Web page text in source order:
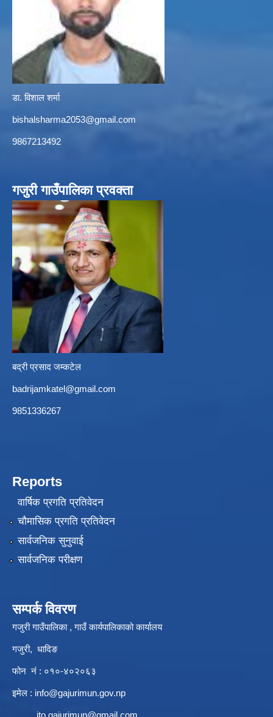
डा. विशाल शर्मा
bishalsharma2053@gmail.com
9867213492
गजुरी गाउँपालिका प्रवक्ता
बद्री प्रसाद जम्कटेल
badrijamkatel@gmail.com
9851336267
Reports
वार्षिक प्रगति प्रतिवेदन
चौमासिक प्रगति प्रतिवेदन
सार्वजनिक सुनुवाई
सार्वजनिक परीक्षण
सम्पर्क विवरण
गजुरी गाउँपालिका , गाउँ कार्यपालिकाको कार्यालय
गजुरी, धादिङ
फोन नं : ०१०-४०२०६३
इमेल : info@gajurimun.gov.np
ito.gajurimun@gmail.com